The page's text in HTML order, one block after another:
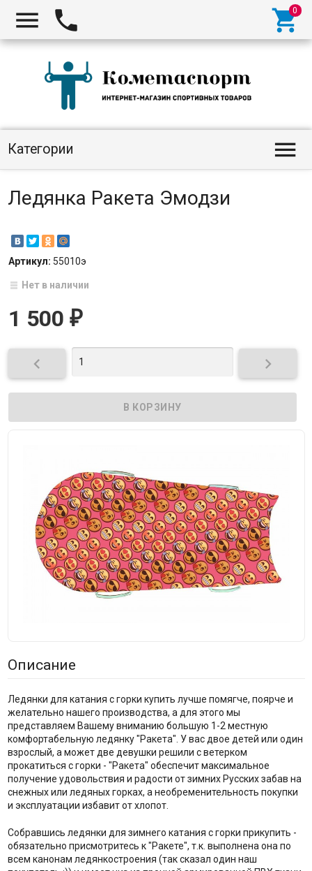
  
Категории 
Ледянка Ракета Эмодзи
Артикул: 55010э
Нет в наличии
1 500 ₽
 
Описание
Ледянки для катания с горки купить лучше помягче, поярче и
желательно нашего производства, а для этого мы
представляем Вашему вниманию большую 1-2 местную
комфортабельную ледянку "Ракета". У вас двое детей или один
взрослый, а может две девушки решили с ветерком
прокатиться с горки - "Ракета" обеспечит максимальное
получение удовольствия и радости от зимних Русских забав на
снежных или ледяных горках, а необременительность покупки
и эксплуатации избавит от хлопот.
Собравшись ледянки для зимнего катания с горки прикупить -
обязательно присмотритесь к "Ракете", т.к. выполнена она по
всем канонам ледянкостроения (так сказал один наш